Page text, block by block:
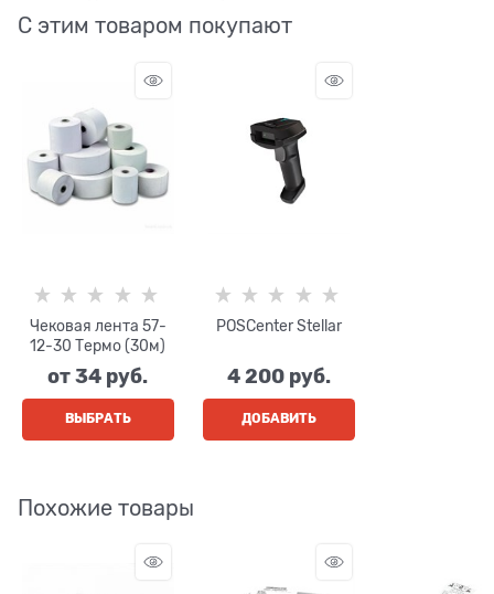
С этим товаром покупают
Чековая лента 57-
12-30 Термо (30м)
от34 руб.
ВЫБРАТЬ
POSCenter Stellar
4 200 руб.
ДОБАВИТЬ
Похожие товары